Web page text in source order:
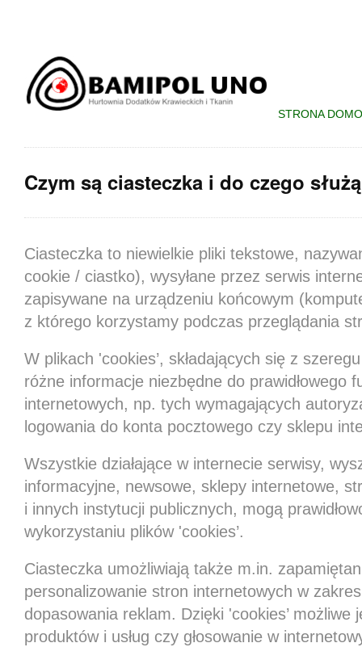
STRONA
Czym są ciasteczka i do czego
Ciasteczka to niewielkie pliki tekstowe,
cookie / ciastko), wysyłane przez serwis
zapisywane na urządzeniu końcowym
z którego korzystamy podczas przeglądania
W plikach 'cookies’, składających się z
różne informacje niezbędne do prawidłowego
internetowych, np. tych wymagających
logowania do konta pocztowego czy sklepu
Wszystkie działające w internecie serwisy,
informacyjne, newsowe, sklepy internetowe,
i innych instytucji publicznych, mogą
wykorzystaniu plików 'cookies’.
Ciasteczka umożliwiają także m.in.
personalizowanie stron internetowych w
dopasowania reklam. Dzięki 'cookies’ możliwe
produktów i usług czy głosowanie w